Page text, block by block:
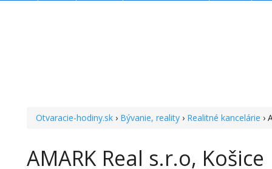
Otvaracie-hodiny.sk › Bývanie, reality › Realitné kancelárie ›
AMARK Real s.r.o, Košice